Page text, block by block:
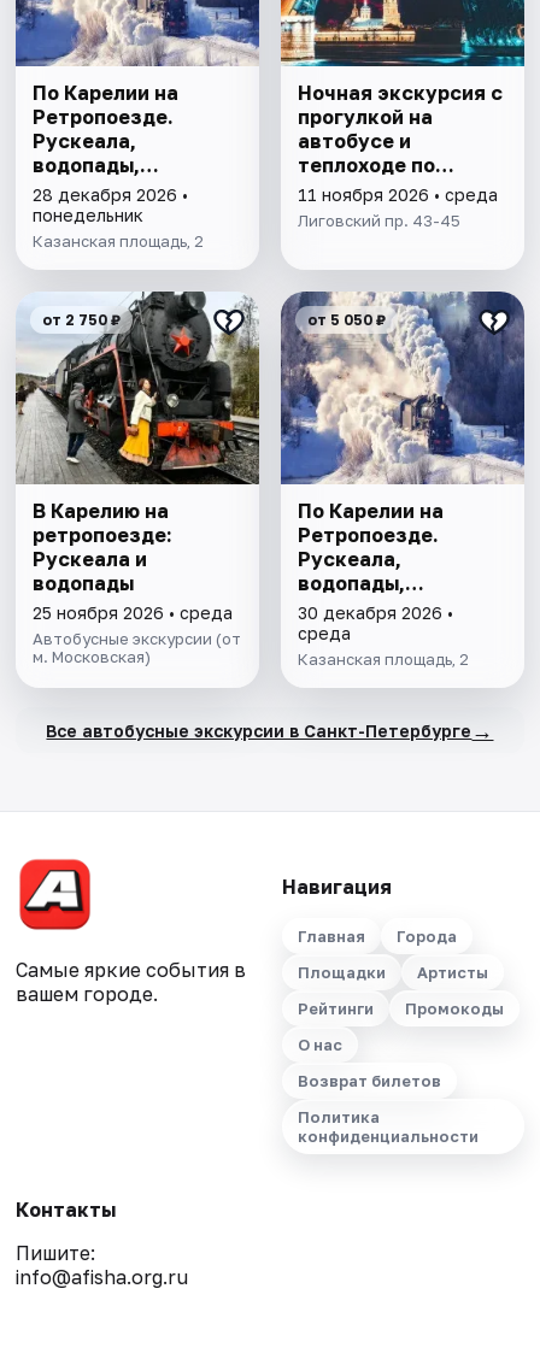
По Карелии на
Ретропоезде.
Рускеала,
водопады,
Сортавала
28 декабря 2026 •
понедельник
Казанская площадь, 2
Ночная экскурсия с
прогулкой на
автобусе и
теплоходе по
Петербургу
11 ноября 2026 • среда
Лиговский пр. 43-45
от 2 750 ₽
В Карелию на
ретропоезде:
Рускеала и
водопады
25 ноября 2026 • среда
Автобусные экскурсии (от
м. Московская)
от 5 050 ₽
По Карелии на
Ретропоезде.
Рускеала,
водопады,
Сортавала
30 декабря 2026 •
среда
Казанская площадь, 2
Все автобусные экскурсии в Санкт-Петербурге →
Самые яркие события в
вашем городе.
Навигация
Главная
Города
Площадки
Артисты
Рейтинги
Промокоды
О нас
Возврат билетов
Политика
конфиденциальности
Контакты
Пишите:
info@afisha.org.ru